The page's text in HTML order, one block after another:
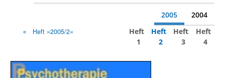
2005 2004
Heft »2005/2«
Heft
1
Heft
2
Heft
3
Heft
4